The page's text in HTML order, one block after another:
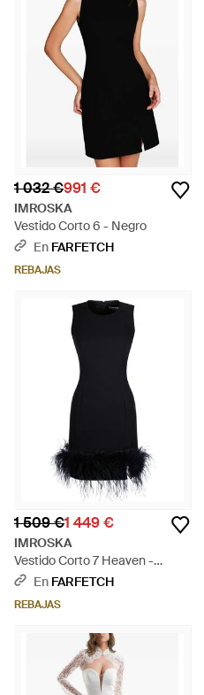
1 032 €991 €
IMROSKA
Vestido Corto 6 - Negro
En FARFETCH
REBAJAS
1 509 €1 449 €
IMROSKA
Vestido Corto 7 Heaven -
Negro
En FARFETCH
REBAJAS